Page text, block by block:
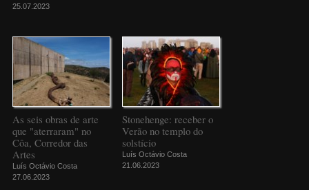
25.07.2023
As seis obras de arte
que "aterraram" no
Côa, Corredor das
Artes
Luís Octávio Costa
27.06.2023
Stonehenge: receber o
Verão no templo do
solstício
Luís Octávio Costa
21.06.2023